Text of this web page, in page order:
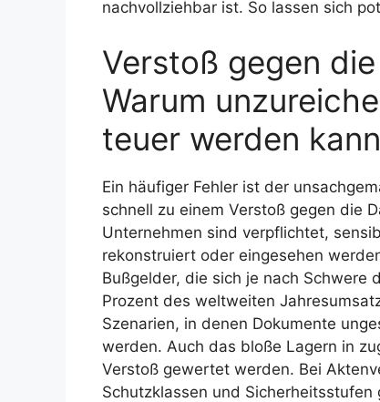
nachvollziehbar ist. So lassen sich
Verstoß gegen
Warum
teuer werden kann
Ein häufiger Fehler ist der
schnell zu einem Verstoß gegen die
Unternehmen sind verpflichtet,
rekonstruiert oder eingesehen
Bußgelder, die sich je nach Schwere
Prozent des weltweiten
Szenarien, in denen Dokumente
werden. Auch das bloße Lagern in
Verstoß gewertet werden. Bei
Schutzklassen und